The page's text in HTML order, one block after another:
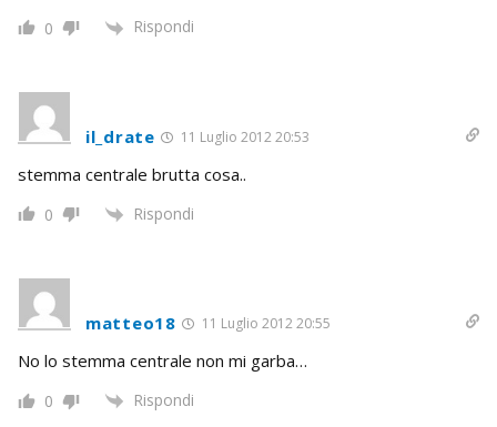
0 Rispondi
il_drate 11 Luglio 2012 20:53
stemma centrale brutta cosa..
0 Rispondi
matteo18 11 Luglio 2012 20:55
No lo stemma centrale non mi garba…
0 Rispondi